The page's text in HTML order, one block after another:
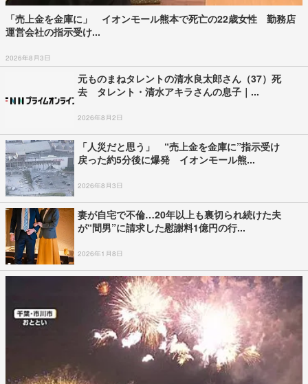
「売上金を金庫に」 イオンモール熊本で死亡の22歳女性 勤務店
運営会社の指示受け...
2026年8月3日
元ものまねタレントの清水良太郎さん（37）死
去 タレント・清水アキラさんの息子｜...
2026年8月2日
「人災だと思う」 “売上金を金庫に”指示受け
戻った約5分後に爆発 イオンモール熊...
2026年8月3日
妻が自宅で不倫…20年以上も裏切られ続けた夫
が“間男”に請求した慰謝料1億円の行...
2026年1月8日